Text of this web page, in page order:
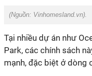
(Nguồn: Vinhomesland.vn).
Tại nhiều dự án như
Park, các chính sách
mạnh, đặc biệt ở dòng